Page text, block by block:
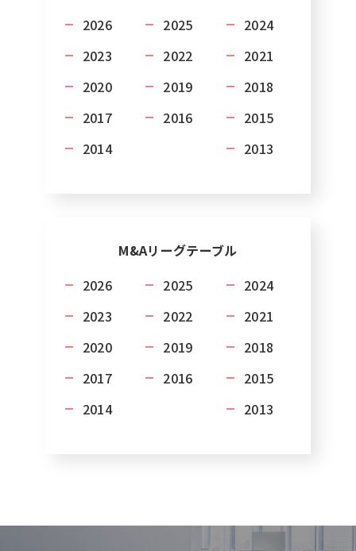
2026
2025
2024
2023
2022
2021
2020
2019
2018
2017
2016
2015
2014
2013
M&Aリーグテーブル
2026
2025
2024
2023
2022
2021
2020
2019
2018
2017
2016
2015
2014
2013